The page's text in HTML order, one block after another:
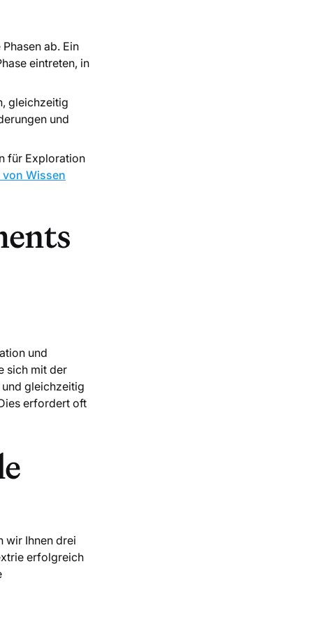
ab. Ein
eintreten, in
gleichzeitig
und
für Exploration
Wissen
und
sich mit der
gleichzeitig
erfordert oft
wir Ihnen drei
erfolgreich